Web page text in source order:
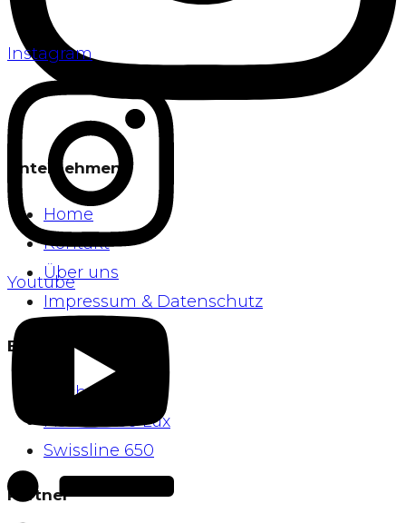
Instagram
Youtube
Unternehmen
Home
Kontakt
Über uns
Impressum & Datenschutz
Boote
Fischer 660
Fischer 650 Lux
Swissline 650
Partner